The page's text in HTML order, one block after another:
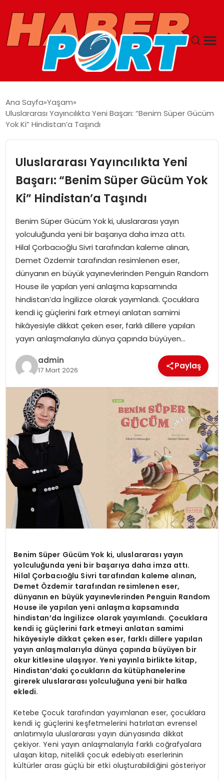
GUNCEL
SPOR
MAGAZIN
SPOR
EĞITIM
OTOMOBIL
TEKNOLOJI
EKONOMI
Ana Sayfa Yaşam
Uluslararası Yayıncılıkta Yeni Başarı: “Benim Süper Gücüm
Yok Ki” Hindistan’a Taşındı
Uluslararası Yayıncılıkta Yeni
Başarı: “Benim Süper Gücüm Yok
Ki” Hindistan’a Taşındı
Benim Süper Gücüm Yok ki, uluslararası yayın
yolculuğunda yeni bir başarıya daha imza attı.
Hilal Çorbacıoğlu Sivri tarafından kaleme alınan,
Demet Özdemir tarafından resimlenen eser,
dünyanın en büyük yayınevlerinden Penguin Random
House ile yapılan yeni anlaşma kapsamında
hindistan’da İngilizce olarak yayımlandı. Çocuklara
kendi iç güçlerini fark etmeyi anlatan samimi
hikâyesiyle dikkat çeken eser, farklı dillere yapılan
yayın anlaşmalarıyla dünya çapında büyüyen…
admin
17 Mart 2026 Paylaş
Benim Süper Gücüm Yok ki, uluslararası yayın
yolculuğunda yeni bir başarıya daha imza attı.
Hilal Çorbacıoğlu Sivri tarafından kaleme alınan,
Demet Özdemir tarafından resimlenen eser,
dünyanın en büyük yayınevlerinden Penguin Random
House ile yapılan yeni anlaşma kapsamında
hindistan’da İngilizce olarak yayımlandı. Çocuklara
kendi iç güçlerini fark etmeyi anlatan samimi
hikâyesiyle dikkat çeken eser, farklı dillere yapılan
yayın anlaşmalarıyla dünya çapında büyüyen bir
okur kitlesine ulaşıyor. Yeni yayınla birlikte kitap,
Hindistan’daki çocukların da kütüphanelerine
girerek uluslararası yolculuğuna yeni bir halka
ekledi.
Ketebe Çocuk tarafından yayımlanan eser, çocuklara
kendi iç güçlerini keşfetmelerini hatırlatan evrensel
anlatımıyla uluslararası yayın dünyasında dikkat
çekiyor. Yeni yayın anlaşmalarıyla farklı coğrafyalara
ulaşan kitap, nitelikli çocuk edebiyatı eserlerinin
kültürler arası güçlü bir etki oluşturabildiğini gösteriyor